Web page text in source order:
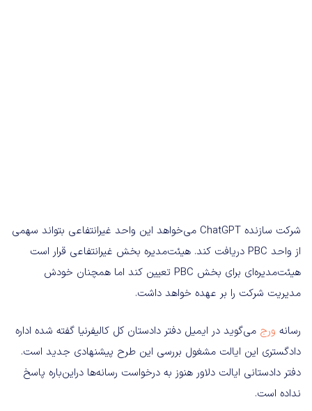
شرکت سازنده ChatGPT می‌خواهد این واحد غیرانتفاعی بتواند سهمی
از واحد PBC دریافت کند. هیئت‌مدیره بخش غیرانتفاعی قرار است
هیئت‌مدیره‌ای برای بخش PBC تعیین کند اما همچنان خودش
مدیریت شرکت را بر عهده خواهد داشت.
رسانه ورج می‌گوید در ایمیل دفتر دادستان کل کالیفرنیا گفته شده اداره
دادگستری این ایالت مشغول بررسی این طرح پیشنهادی جدید است.
دفتر دادستانی ایالت دلاور هنوز به درخواست رسانه‌ها دراین‌باره پاسخ
نداده است.